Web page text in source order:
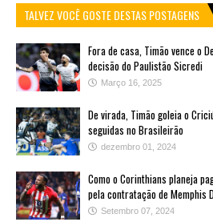
TALVEZ VOCÊ GOSTE DESTAS POSTAGENS
Fora de casa, Timão vence o
decisão do Paulistão Sicredi
Março 16, 2025
De virada, Timão goleia o
seguidas no Brasileirão
dezembro 01, 2024
Como o Corinthians planeja
pela contratação de Memphis
Setembro 07, 2024